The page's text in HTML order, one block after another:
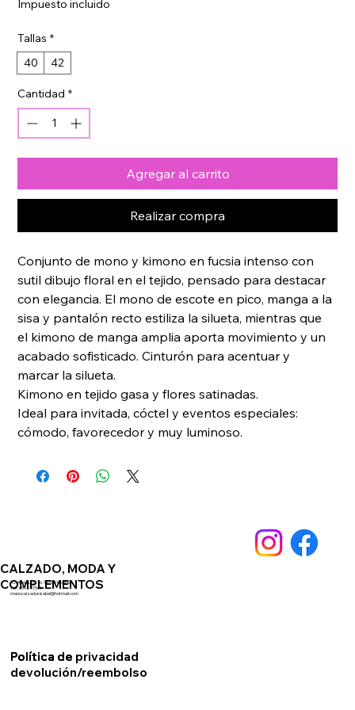
Impuesto incluido
Tallas *
40
42
Cantidad *
Agregar al carrito
Realizar compra
Conjunto de mono y kimono en fucsia intenso con
sutil dibujo floral en el tejido, pensado para destacar
con elegancia. El mono de escote en pico, manga a la
sisa y pantalón recto estiliza la silueta, mientras que
el kimono de manga amplia aporta movimiento y un
acabado sofisticado. Cinturón para acentuar y
marcar la silueta.
Kimono en tejido gasa y flores satinadas.
Ideal para invitada, cóctel y eventos especiales:
cómodo, favorecedor y muy luminoso.
CALZADO, MODA Y
COMPLEMENTOS
Política de privacidad
Política de
devolución/reembolso
Av. Andalucia 76. 14550 Montilla
Telf. 659891561
manucalzadosisabel@hotmail.com